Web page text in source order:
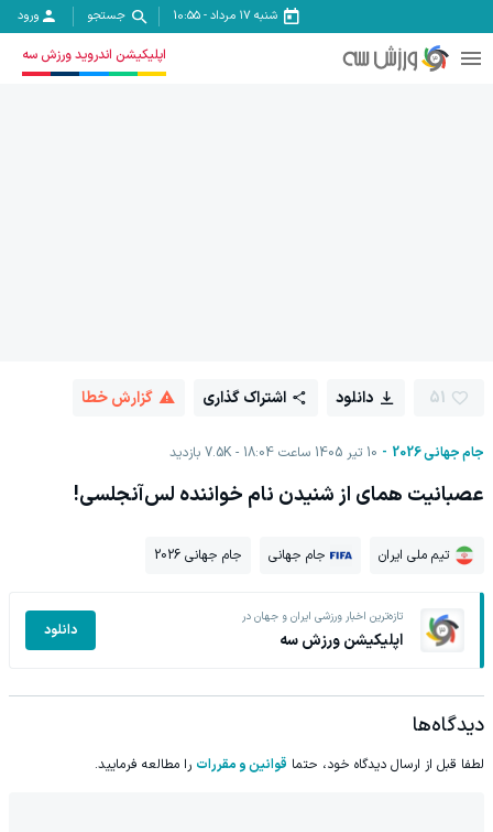
شنبه ۱۷ مرداد -
10:55 جستجو ورود
اپلیکیشن اندروید ورزش سه
جام جهانی 2026 10 تیر 1405 ساعت 18:04 7.5K بازدید
51 دانلود اشتراک گذاری گزارش خطا
عصبانیت همای از شنیدن نام خواننده لس‌آنجلسی!
تیم ملی ایران جام جهانی جام جهانی 2026
تازه‌ترین اخبار ورزشی ایران و جهان در
اپلیکیشن ورزش سه دانلود
دیدگاه‌ها
لطفا قبل از ارسال دیدگاه خود، حتما قوانین و مقررات را مطالعه فرمایید.